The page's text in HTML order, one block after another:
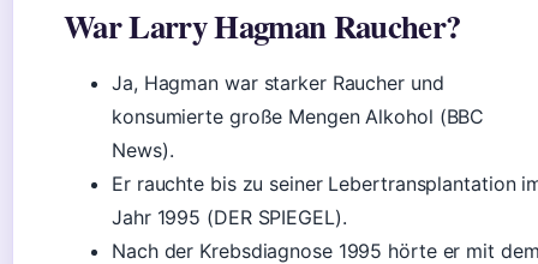
War Larry Hagman Raucher?
Ja, Hagman war starker Raucher und
konsumierte große Mengen Alkohol (BBC
News).
Er rauchte bis zu seiner Lebertransplantation
Jahr 1995 (DER SPIEGEL).
Nach der Krebsdiagnose 1995 hörte er mit